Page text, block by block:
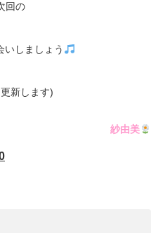
回の
いしましょう
新します)
紗由美